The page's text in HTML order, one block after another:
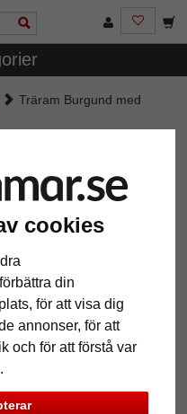
cookies
din
för att visa dig
annonser, för att
och för att förstå var
Träram Burgund med
distanslist